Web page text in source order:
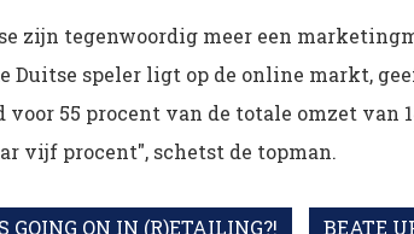
zijn tegenwoordig meer een
Duitse speler ligt op de online markt,
voor 55 procent van de totale omzet van
vijf procent", schetst de topman.
GOING ON IN (R)ETAILING?! BEATE